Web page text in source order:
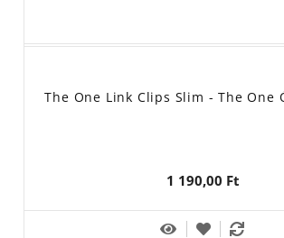
The One Link Clips Slim - The One
1 190,00 Ft